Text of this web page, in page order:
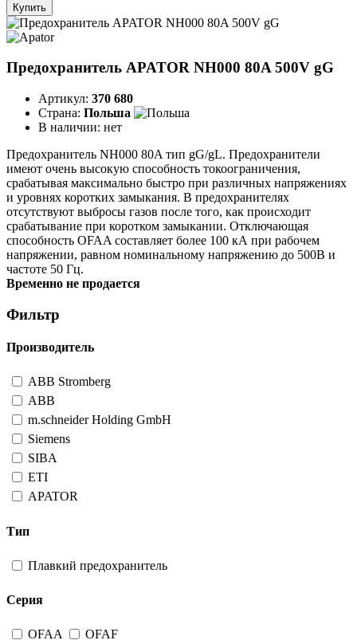
Купить
Предохранитель APATOR NH000 80A 500V gG
Артикул: 370 680
Страна: Польша
В наличии: нет
Предохранитель NH000 80A тип gG/gL. Предохранители
имеют очень высокую способность токоограничения,
срабатывая максимально быстро при различных напряжениях
и уровнях коротких замыкания. В предохранителях
отсутствуют выбросы газов после того, как происходит
срабатывание при коротком замыкании. Отключающая
способность OFAA составляет более 100 кА при рабочем
напряжении, равном номинальному напряжению до 500В и
частоте 50 Гц.
Временно не продается
Фильтр
Производитель
ABB Stromberg
ABB
m.schneider Holding GmbH
Siemens
SIBA
ETI
APATOR
Тип
Плавкий предохранитель
Серия
OFAA OFAF